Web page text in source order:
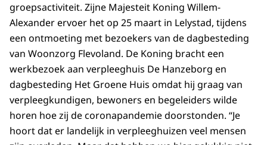
groepsactiviteit. Zijne Majesteit Koning Willem-
Alexander ervoer het op 25 maart in Lelystad, tijdens
een ontmoeting met bezoekers van de dagbesteding
van Woonzorg Flevoland. De Koning bracht een
werkbezoek aan verpleeghuis De Hanzeborg en
dagbesteding Het Groene Huis omdat hij graag van
verpleegkundigen, bewoners en begeleiders wilde
horen hoe zij de coronapandemie doorstonden. “Je
hoort dat er landelijk in verpleeghuizen veel mensen